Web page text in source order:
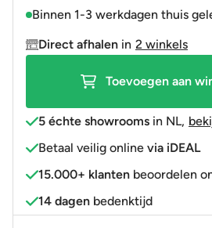
vintage
4-
R9
Binnen 1-3 werkdagen thuis
Direct afhalen in 2 winkels
Toevoegen aan
5 échte showrooms in NL,
Betaal veilig online via iDEAL
15.000+ klanten beoordelen
14 dagen bedenktijd